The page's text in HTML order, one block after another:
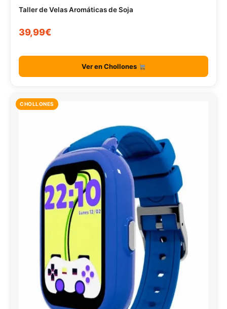
Taller de Velas Aromáticas de Soja
39,99€
Ver en Chollones
CHOLLONES